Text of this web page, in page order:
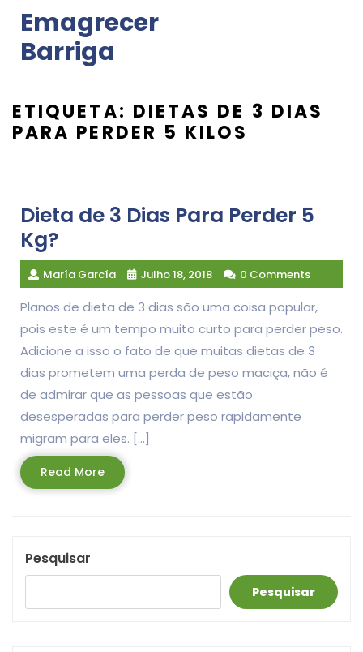
content
Emagrecer
Barriga
ETIQUETA: DIETAS DE 3 DIAS
PARA PERDER 5 KILOS
Dieta de 3 Dias Para Perder 5
Kg?
María García Julho 18, 2018 0 Comments
Planos de dieta de 3 dias são uma coisa popular,
pois este é um tempo muito curto para perder peso.
Adicione a isso o fato de que muitas dietas de 3
dias prometem uma perda de peso maciça, não é
de admirar que as pessoas que estão
desesperadas para perder peso rapidamente
migram para eles. […]
Read MoreRead
More
Pesquisar
Pesquisar